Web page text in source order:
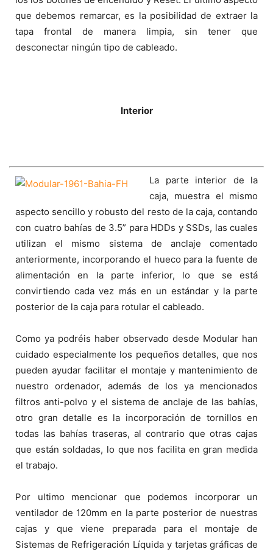
que debemos remarcar, es la posibilidad de extraer la
tapa frontal de manera limpia, sin tener que
desconectar ningún tipo de cableado.
Interior
La parte interior de la
caja, muestra el mismo
aspecto sencillo y robusto del resto de la caja, contando
con cuatro bahías de 3.5” para HDDs y SSDs, las cuales
utilizan el mismo sistema de anclaje comentado
anteriormente, incorporando el hueco para la fuente de
alimentación en la parte inferior, lo que se está
convirtiendo cada vez más en un estándar y la parte
posterior de la caja para rotular el cableado.
Como ya podréis haber observado desde Modular han
cuidado especialmente los pequeños detalles, que nos
pueden ayudar facilitar el montaje y mantenimiento de
nuestro ordenador, además de los ya mencionados
filtros anti-polvo y el sistema de anclaje de las bahías,
otro gran detalle es la incorporación de tornillos en
todas las bahías traseras, al contrario que otras cajas
que están soldadas, lo que nos facilita en gran medida
el trabajo.
Por ultimo mencionar que podemos incorporar un
ventilador de 120mm en la parte posterior de nuestras
cajas y que viene preparada para el montaje de
Sistemas de Refrigeración Líquida y tarjetas gráficas de